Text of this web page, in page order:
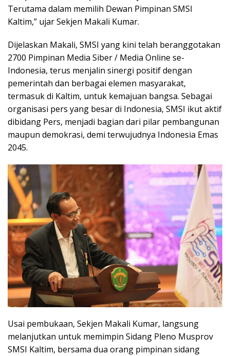
Terutama dalam memilih Dewan Pimpinan SMSI
Kaltim,” ujar Sekjen Makali Kumar.
Dijelaskan Makali, SMSI yang kini telah beranggotakan
2700 Pimpinan Media Siber / Media Online se-
Indonesia, terus menjalin sinergi positif dengan
pemerintah dan berbagai elemen masyarakat,
termasuk di Kaltim, untuk kemajuan bangsa. Sebagai
organisasi pers yang besar di Indonesia, SMSI ikut aktif
dibidang Pers, menjadi bagian dari pilar pembangunan
maupun demokrasi, demi terwujudnya Indonesia Emas
2045.
Usai pembukaan, Sekjen Makali Kumar, langsung
melanjutkan untuk memimpin Sidang Pleno Musprov
SMSI Kaltim, bersama dua orang pimpinan sidang